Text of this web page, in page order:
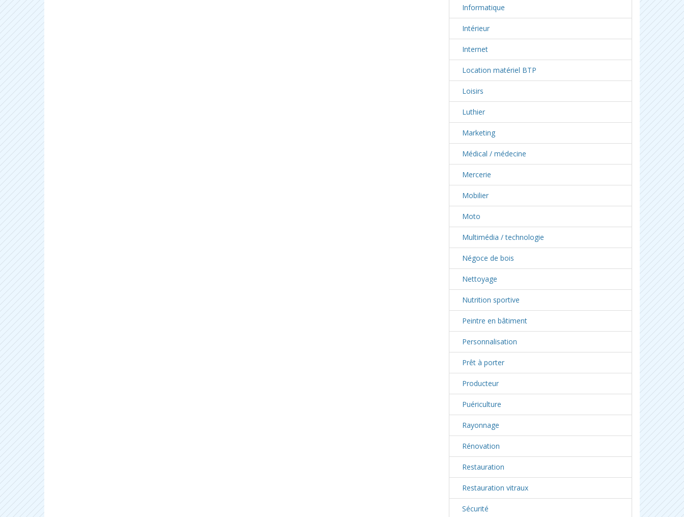
Informatique
Intérieur
Internet
Location matériel BTP
Loisirs
Luthier
Marketing
Médical / médecine
Mercerie
Mobilier
Moto
Multimédia / technologie
Négoce de bois
Nettoyage
Nutrition sportive
Peintre en bâtiment
Personnalisation
Prêt à porter
Producteur
Puériculture
Rayonnage
Rénovation
Restauration
Restauration vitraux
Sécurité